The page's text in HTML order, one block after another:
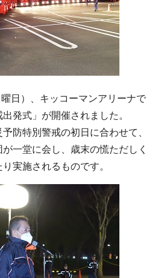
日）、キッコーマンアリーナで
発式」が開催されました。
防特別警戒の初日に合わせて、
一堂に会し、歳末の慌ただしく
実施されるものです。